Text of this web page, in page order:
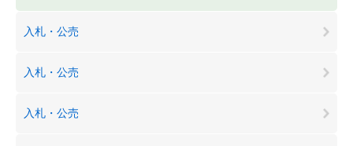
入札・公売
入札・公売
入札・公売